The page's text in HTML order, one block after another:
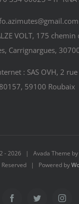
VOLT, 175 chemin
Carrignargues,
: SAS OVH, 2
80157, 59100 Roubaix
-2026 | Avada Theme by
Reserved | Powered by
FacebookTwitter